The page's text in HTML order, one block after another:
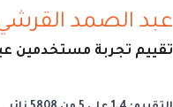
عبد الصمد
تقييم تجربة مستخدمين